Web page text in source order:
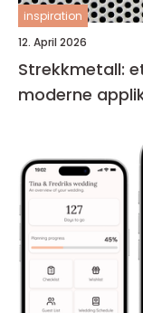
inspiration
12. April 2026
Strekkmetall:
moderne